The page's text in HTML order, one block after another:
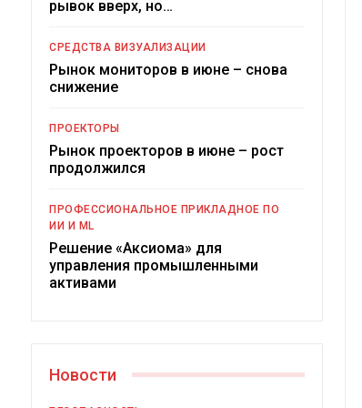
рывок вверх, но…
СРЕДСТВА ВИЗУАЛИЗАЦИИ
Рынок мониторов в июне – снова
снижение
ПРОЕКТОРЫ
Рынок проекторов в июне – рост
продолжился
ПРОФЕССИОНАЛЬНОЕ ПРИКЛАДНОЕ ПО
ИИ И ML
Решение «Аксиома» для
управления промышленными
активами
Новости
Краткий статистический
российский рынок ИБП?